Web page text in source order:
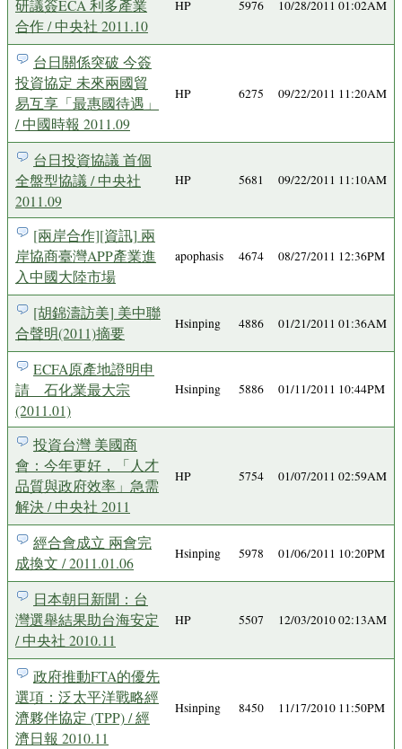
研議簽ECA 利多產業
合作 / 中央社 2011.10
HP 5976 10/28/2011 01:02AM
台日關係突破 今簽
投資協定 未來兩國貿
易互享「最惠國待遇」
/ 中國時報 2011.09
HP 6275 09/22/2011 11:20AM
台日投資協議 首個
全盤型協議 / 中央社
2011.09
HP 5681 09/22/2011 11:10AM
[兩岸合作][資訊] 兩
岸協商臺灣APP產業進
入中國大陸市場
apophasis 4674 08/27/2011 12:36PM
[胡錦濤訪美] 美中聯
合聲明(2011)摘要
Hsinping 4886 01/21/2011 01:36AM
ECFA原產地證明申
請 石化業最大宗
(2011.01)
Hsinping 5886 01/11/2011 10:44PM
投資台灣 美國商
會：今年更好，「人才
品質與政府效率」急需
解決 / 中央社 2011
HP 5754 01/07/2011 02:59AM
經合會成立 兩會完
成換文 / 2011.01.06
Hsinping 5978 01/06/2011 10:20PM
日本朝日新聞：台
灣選舉結果助台海安定
/ 中央社 2010.11
HP 5507 12/03/2010 02:13AM
政府推動FTA的優先
選項：泛太平洋戰略經
濟夥伴協定 (TPP) / 經
濟日報 2010.11
Hsinping 8450 11/17/2010 11:50PM